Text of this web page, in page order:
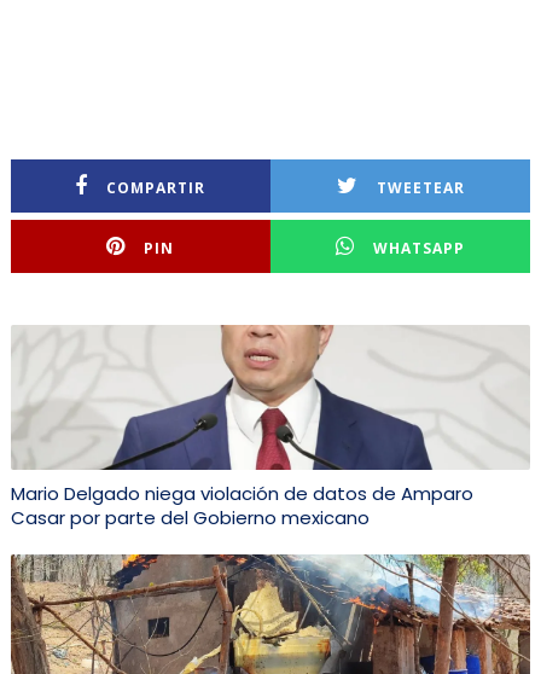
COMPARTIR TWEETEAR
PIN WHATSAPP
Mario Delgado niega violación de datos de Amparo
Casar por parte del Gobierno mexicano